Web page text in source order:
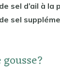
sel d’ail à la
sel